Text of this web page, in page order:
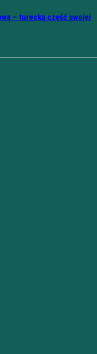
– turecką część swojej